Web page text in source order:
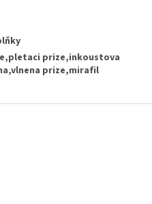
prize,inkoustova
prize,mirafil